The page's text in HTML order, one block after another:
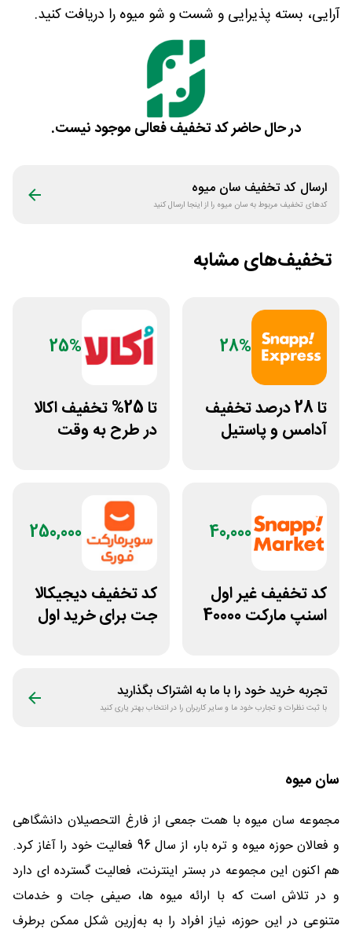
آرایی، بسته پذیرایی و شست و شو میوه را دریافت کنید.
در حال حاضر کد تخفیف فعالی موجود نیست.
ارسال کد تخفیف سان میوه
کدهای تخفیف مربوط بهسان میوه را از اینجا ارسال کنید
تخفیف‌های مشابه
28%
تا 28 درصد تخفیف
آدامس و پاستیل
25%
تا 25% تخفیف اکالا
در طرح به وقت
40,000
کد تخفیف غیر اول
اسنپ مارکت 40000
250,000
کد تخفیف دیجیکالا
جت برای خرید اول
تجربه خرید خود را با ما به اشتراک بگذارید
با ثبت نظرات و تجارب خود ما و سایر کاربران را در انتخاب بهتر یاری کنید
سان میوه
مجموعه سان میوه با همت جمعی از فارغ التحصیلان دانشگاهی
و فعالان حوزه میوه و تره بار، از سال 96 فعالیت خود را آغاز کرد.
هم اکنون این مجموعه در بستر اینترنت، فعالیت گسترده ای دارد
و در تلاش است که با ارائه میوه ها، صیفی جات و خدمات
متنوعی در این حوزه، نیاز افراد را به بهjرین شکل ممکن برطرف